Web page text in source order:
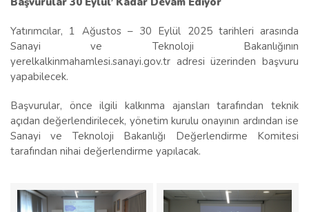
Yatırımcılar, 1 Ağustos – 30 Eylül 2025 tarihleri arasında
Sanayi ve Teknoloji Bakanlığının
yerelkalkinmahamlesi.sanayi.gov.tr adresi üzerinden başvuru
yapabilecek.
Başvurular, önce ilgili kalkınma ajansları tarafından teknik
açıdan değerlendirilecek, yönetim kurulu onayının ardından ise
Sanayi ve Teknoloji Bakanlığı Değerlendirme Komitesi
tarafından nihai değerlendirme yapılacak.